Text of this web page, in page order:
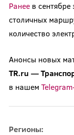
Ранеев сентябре
столичных
количество
Анонсы новых
TR.ru —
в нашем
Регионы: